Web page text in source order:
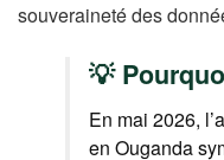
souveraineté des
💡
En mai 2026,
en Ouganda